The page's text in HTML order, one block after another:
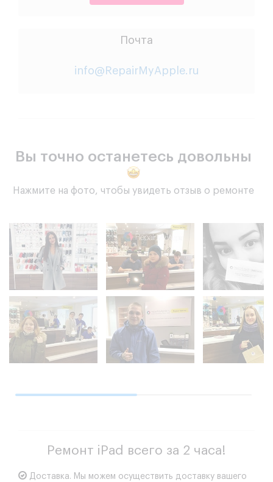
Почта
info@RepairMyApple.ru
Вы точно останетесь довольны
Нажмите на фото, чтобы увидеть отзыв о ремонте
Ремонт iPad всего за 2 часа!
Доставка. Мы можем осуществить доставку вашего